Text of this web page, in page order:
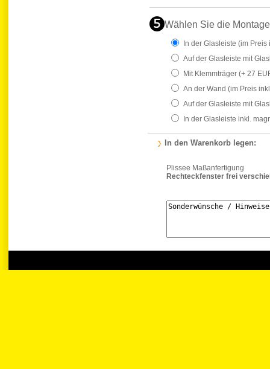
Wählen Sie die
In der Glasleiste (im Preis
Auf der Glasleiste mit
Mit Klemmträger (+ 27
An der Wand (im Preis
Auf der Glasleiste mit
In der Glasleiste inkl.
In den Warenkorb legen:
Plissee Maßanfertigung
Rechteckfenster frei